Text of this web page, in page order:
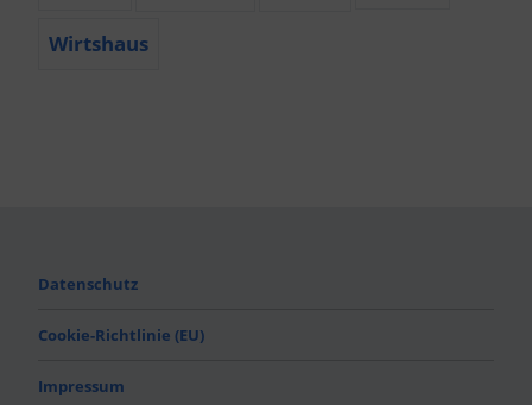
Wirtshaus
Datenschutz
Cookie-Richtlinie (EU)
Impressum